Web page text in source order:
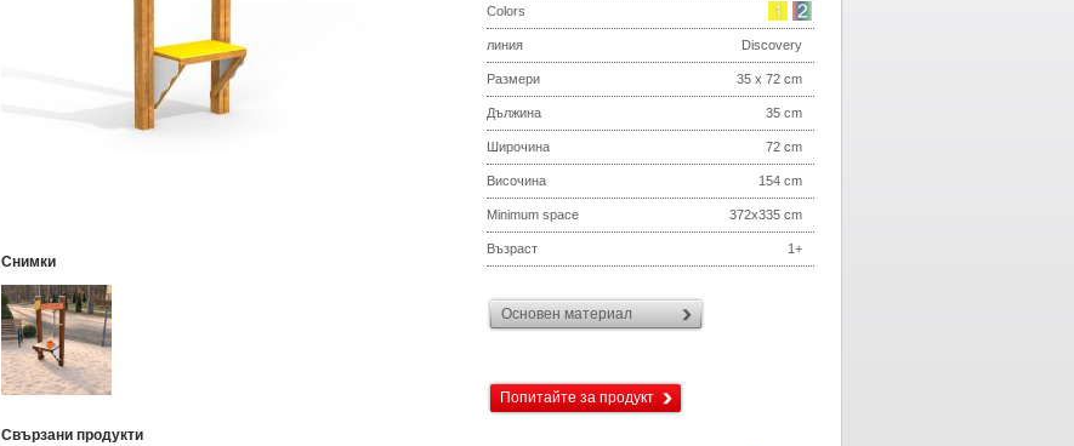
Снимки
Свързани продукти
Colors
линия Discovery
Размери 35 x 72 cm
Дължина 35 cm
Широчина 72 cm
Височина 154 cm
Minimum space 372x335 cm
Възраст 1+
Основен материал
Попитайте за продукт